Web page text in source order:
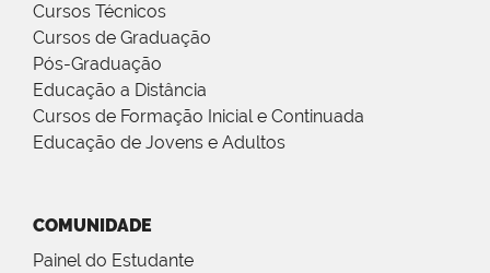
Cursos Técnicos
Cursos de Graduação
Pós-Graduação
Educação a Distância
Cursos de Formação Inicial e Continuada
Educação de Jovens e Adultos
COMUNIDADE
Painel do Estudante